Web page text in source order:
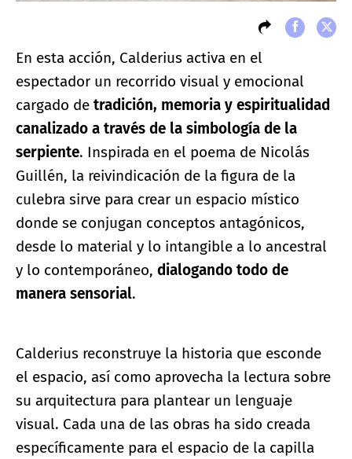
En esta acción, Calderius activa en el
espectador un recorrido visual y emocional
cargado de tradición, memoria y espiritualidad
canalizado a través de la simbología de la
serpiente. Inspirada en el poema de Nicolás
Guillén, la reivindicación de la figura de la
culebra sirve para crear un espacio místico
donde se conjugan conceptos antagónicos,
desde lo material y lo intangible a lo ancestral
y lo contemporáneo, dialogando todo de
manera sensorial.
Calderius reconstruye la historia que esconde
el espacio, así como aprovecha la lectura sobre
su arquitectura para plantear un lenguaje
visual. Cada una de las obras ha sido creada
específicamente para el espacio de la capilla